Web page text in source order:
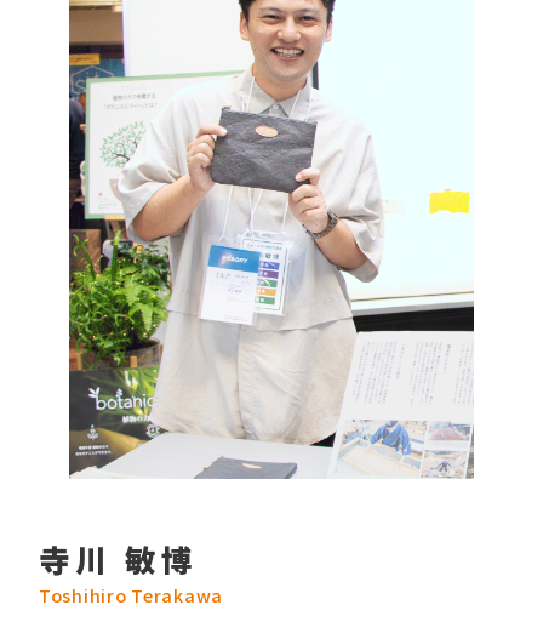
寺川 敏博
Toshihiro Terakawa